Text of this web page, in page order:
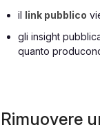
il link pubblico
gli insight
quanto
Rimuovere